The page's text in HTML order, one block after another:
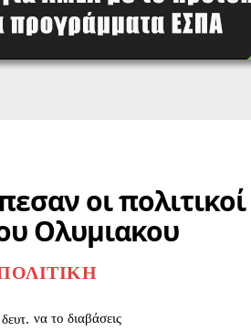
οι
Ολυμιακου
δευτ. να το διαβάσεις